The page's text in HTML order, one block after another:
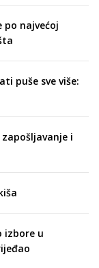
po najvećoj
puše sve više:
i
izbore u